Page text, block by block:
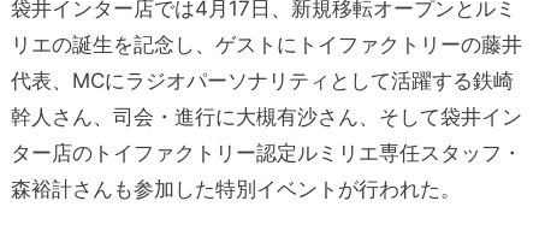
袋井インター店では4月17日、新規移転オープンとルミ
リエの誕生を記念し、ゲストにトイファクトリーの藤井
代表、MCにラジオパーソナリティとして活躍する鉄崎
幹人さん、司会・進行に大槻有沙さん、そして袋井イン
ター店のトイファクトリー認定ルミリエ専任スタッフ・
森裕計さんも参加した特別イベントが行われた。